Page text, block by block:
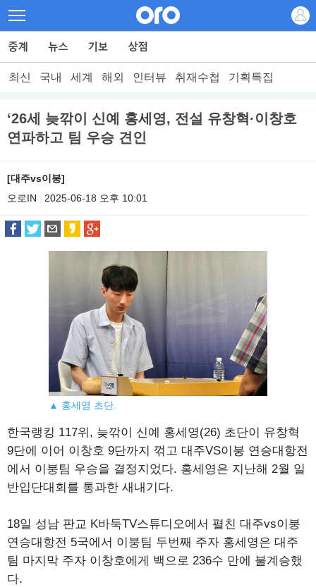
최신 국내 세계 해외 인터뷰 취재수첩 기획특집
‘26세 늦깎이 신예 홍세영, 전설 유창혁·이창호
연파하고 팀 우승 견인
[대주vs이붕]
오로IN
2025-06-18 오후 10:01
▲ 홍세영 초단.
한국랭킹 117위, 늦깎이 신예 홍세영(26) 초단이 유창혁
9단에 이어 이창호 9단까지 꺾고 대주VS이붕 연승대항전
에서 이붕팀 우승을 결정지었다. 홍세영은 지난해 2월 일
반입단대회를 통과한 새내기다.
18일 성남 판교 K바둑TV스튜디오에서 펼친 대주vs이붕
연승대항전 5국에서 이붕팀 두번째 주자 홍세영은 대주
팀 마지막 주자 이창호에게 백으로 236수 만에 불계승했
다.